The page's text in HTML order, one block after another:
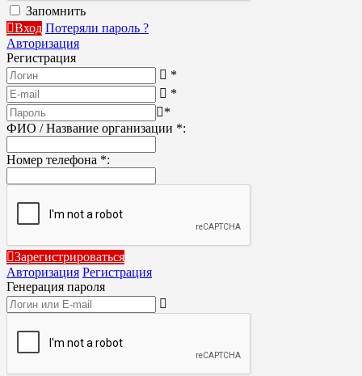
Запомнить
Вход Потеряли пароль ?
Авторизация
Регистрация
*
*
*
ФИО / Название организации *:
Номер телефона *:
Зарегистрироваться
Авторизация Регистрация
Генерация пароля